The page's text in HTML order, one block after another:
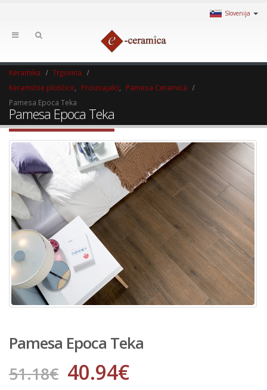
Slovenija
Keramika
Trgovina
Keramične ploščice
Proizvajalci
Pamesa Ceramica
Pamesa Epoca Teka
Pamesa Epoca Teka
Pamesa Epoca Teka
51.18€ 40.94€